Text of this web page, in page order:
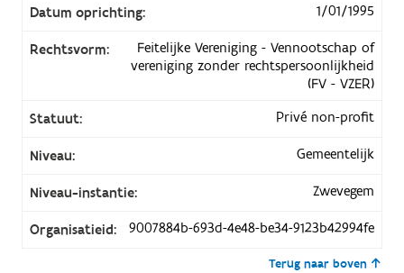
Datum oprichting: 1/01/1995
Rechtsvorm:
Feitelijke Vereniging - Vennootschap of
vereniging zonder rechtspersoonlijkheid
(FV - VZER)
Statuut:
Privé non-profit
Niveau: Gemeentelijk
Niveau-instantie: Zwevegem
Organisatieid: 9007884b-693d-4e48-be34-9123b42994fe
Terug naar boven